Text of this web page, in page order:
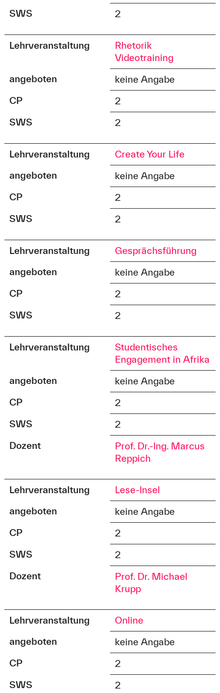
SWS
2
Lehrveranstaltung
Rhetorik
Videotraining
angeboten
keine Angabe
CP
2
SWS
2
Lehrveranstaltung
Create Your Life
angeboten
keine Angabe
CP
2
SWS
2
Lehrveranstaltung
Gesprächsführung
angeboten
keine Angabe
CP
2
SWS
2
Lehrveranstaltung
Studentisches
Engagement in Afrika
angeboten
keine Angabe
CP
2
SWS
2
Dozent
Prof. Dr.-Ing. Marcus
Reppich
Lehrveranstaltung
Lese-Insel
angeboten
keine Angabe
CP
2
SWS
2
Dozent
Prof. Dr. Michael
Krupp
Lehrveranstaltung
Online
angeboten
keine Angabe
CP
2
SWS
2